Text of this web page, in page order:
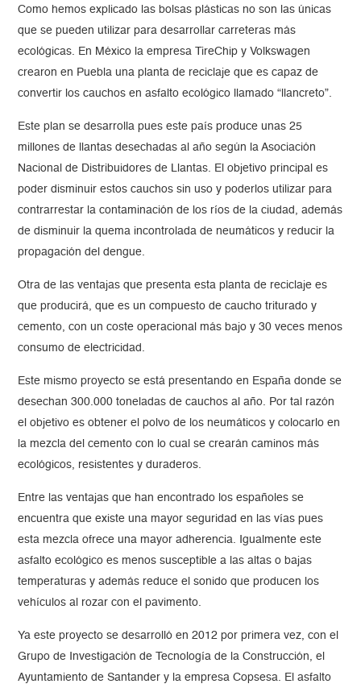
Como hemos explicado las bolsas plásticas no son las únicas
que se pueden utilizar para desarrollar carreteras más
ecológicas. En México la empresa TireChip y Volkswagen
crearon en Puebla una planta de reciclaje que es capaz de
convertir los cauchos en asfalto ecológico llamado “llancreto”.
Este plan se desarrolla pues este país produce unas 25
millones de llantas desechadas al año según la Asociación
Nacional de Distribuidores de Llantas. El objetivo principal es
poder disminuir estos cauchos sin uso y poderlos utilizar para
contrarrestar la contaminación de los ríos de la ciudad, además
de disminuir la quema incontrolada de neumáticos y reducir la
propagación del dengue.
Otra de las ventajas que presenta esta planta de reciclaje es
que producirá, que es un compuesto de caucho triturado y
cemento, con un coste operacional más bajo y 30 veces menos
consumo de electricidad.
Este mismo proyecto se está presentando en España donde se
desechan 300.000 toneladas de cauchos al año. Por tal razón
el objetivo es obtener el polvo de los neumáticos y colocarlo en
la mezcla del cemento con lo cual se crearán caminos más
ecológicos, resistentes y duraderos.
Entre las ventajas que han encontrado los españoles se
encuentra que existe una mayor seguridad en las vías pues
esta mezcla ofrece una mayor adherencia. Igualmente este
asfalto ecológico es menos susceptible a las altas o bajas
temperaturas y además reduce el sonido que producen los
vehículos al rozar con el pavimento.
Ya este proyecto se desarrolló en 2012 por primera vez, con el
Grupo de Investigación de Tecnología de la Construcción, el
Ayuntamiento de Santander y la empresa Copsesa. El asfalto